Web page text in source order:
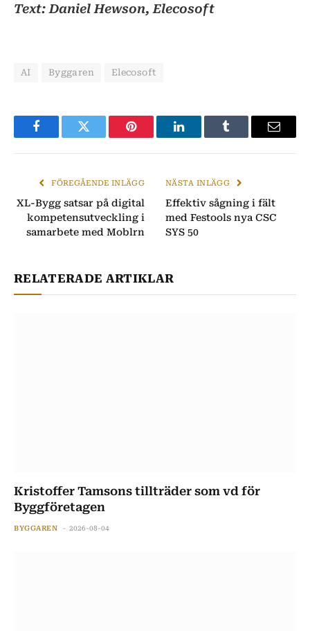
Text: Daniel Hewson, Elecosoft
AI Byggaren Elecosoft
FacebookTwitter Pinterest LinkedInTumblr
E-
FÖREGÅENDE INLÄGG
XL-Bygg satsar på digital
kompetensutveckling i
samarbete med Moblrn
NÄSTA INLÄGG
Effektiv sågning i fält
med Festools nya CSC
SYS 50
RELATERADE ARTIKLAR
Kristoffer Tamsons tillträder som vd för
Byggföretagen
BYGGAREN 2026-08-04